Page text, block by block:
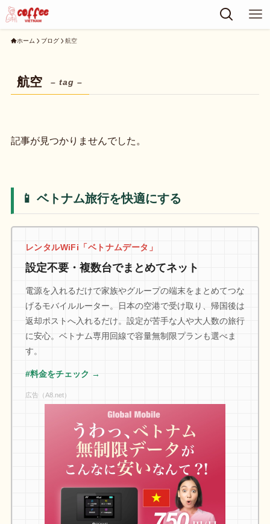
ホーム ブログ 航空
航空 – tag –
記事が見つかりませんでした。
📱 ベトナム旅行を快適にする
レンタルWiFi「ベトナムデータ」
設定不要・複数台でまとめてネット
電源を入れるだけで家族やグループの端末をまとめてつな
げるモバイルルーター。日本の空港で受け取り、帰国後は
返却ポストへ入れるだけ。設定が苦手な人や大人数の旅行
に安心。ベトナム専用回線で容量無制限プランも選べま
す。
#料金をチェック →
広告（A8.net）